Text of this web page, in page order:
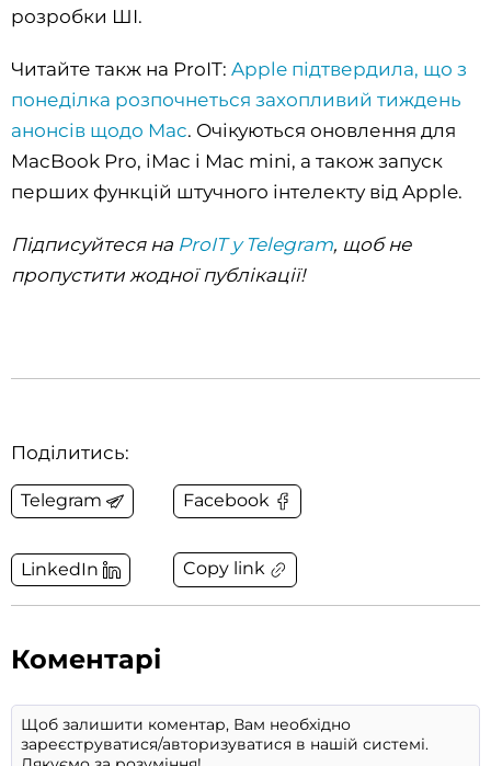
розробки ШІ.
Читайте такж на ProIT: Apple підтвердила, що з
понеділка розпочнеться захопливий тиждень
анонсів щодо Mac. Очікуються оновлення для
MacBook Pro, iMac і Mac mini, а також запуск
перших функцій штучного інтелекту від Apple.
Підписуйтеся на ProIT у Telegram, щоб не
пропустити жодної публікації!
Поділитись:
Telegram Facebook
LinkedIn Copy link
Коментарі